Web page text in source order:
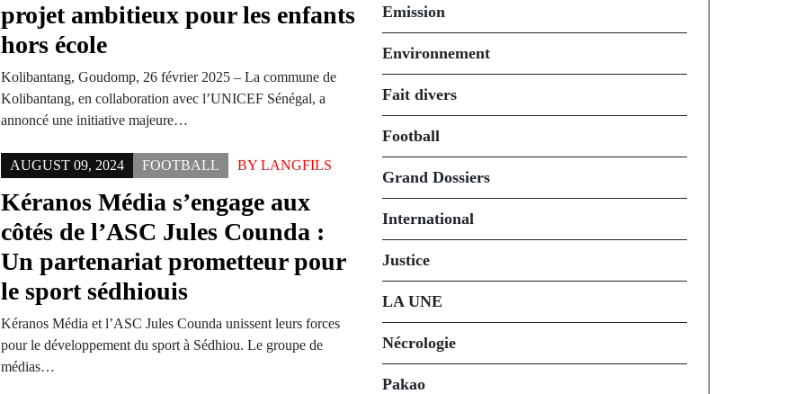
projet ambitieux pour les enfants
hors école
Kolibantang, Goudomp, 26 février 2025 – La commune de
Kolibantang, en collaboration avec l’UNICEF Sénégal, a
annoncé une initiative majeure…
AUGUST 09, 2024 FOOTBALL BY LANGFILS
Kéranos Média s’engage aux
côtés de l’ASC Jules Counda :
Un partenariat prometteur pour
le sport sédhiouis
Kéranos Média et l’ASC Jules Counda unissent leurs forces
pour le développement du sport à Sédhiou. Le groupe de
médias…
Emission
Environnement
Fait divers
Football
Grand Dossiers
International
Justice
LA UNE
Nécrologie
Pakao